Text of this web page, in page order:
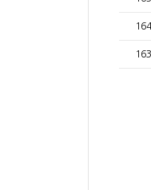
164
163